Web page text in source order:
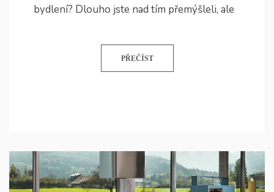
bydlení? Dlouho jste nad tím přemýšleli, ale
PŘEČÍST